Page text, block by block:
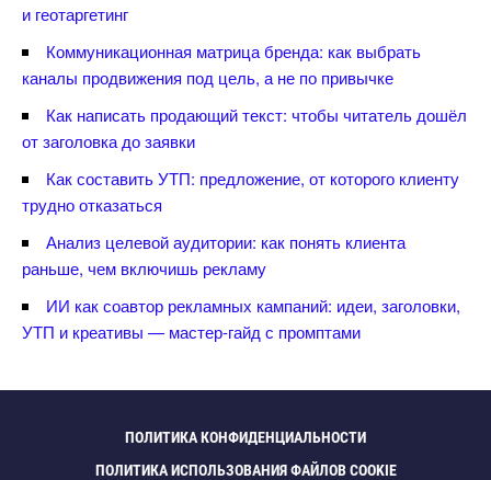
и геотаргетин
Коммуникационная матрица бренда: как выбрать
каналы продвижения под цель, а не по привычке
Как написать продающий текст: чтобы читатель дошёл
от заголовка до заявки
Как составить УТП: предложение, от которого клиенту
трудно отказаться
Анализ целевой аудитории: как понять клиента
раньше, чем включишь рекламу
ИИ как соавтор рекламных кампаний: идеи, заголовки,
УТП и креативы — мастер-гайд с промптами
ПОЛИТИКА КОНФИДЕНЦИАЛЬНОСТИ
ПОЛИТИКА ИСПОЛЬЗОВАНИЯ ФАЙЛОВ COOKIE